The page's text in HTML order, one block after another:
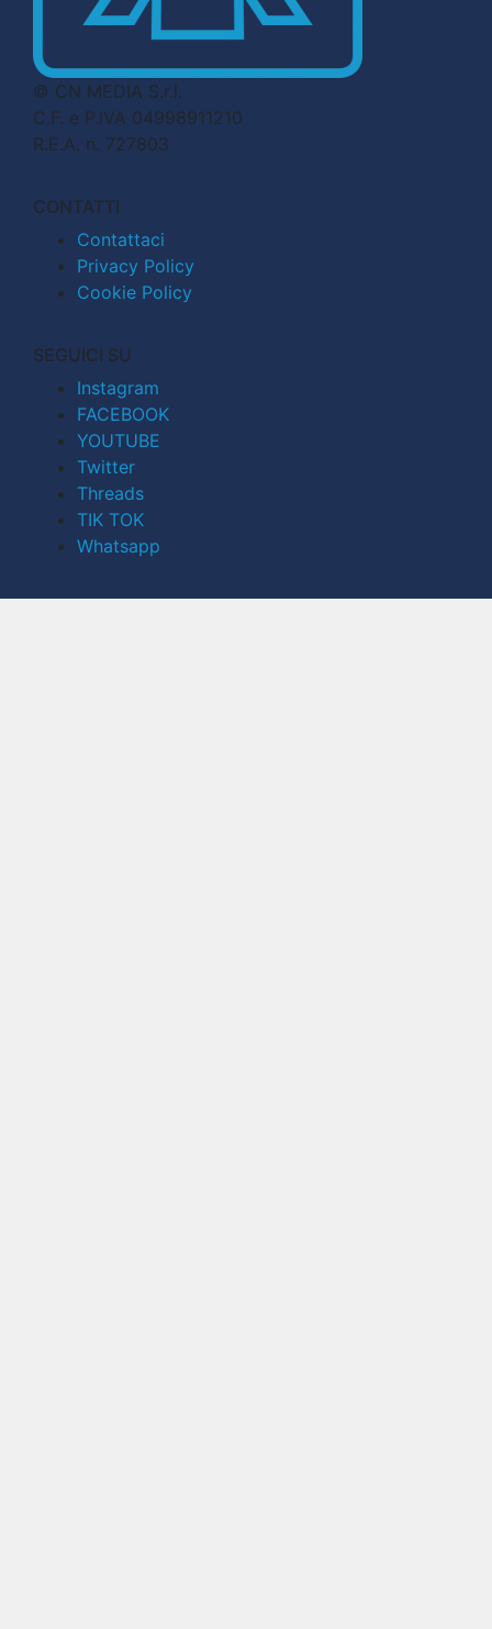
© CN MEDIA S.r.l.
C.F. e P.IVA 04998911210
R.E.A. n. 727803
CONTATTI
Contattaci
Privacy Policy
Cookie Policy
SEGUICI SU
Instagram
FACEBOOK
YOUTUBE
Twitter
Threads
TIK TOK
Whatsapp